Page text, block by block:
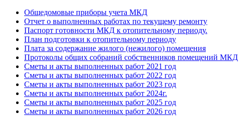
Общедомовые приборы учета МКД
Отчет о выполненных работах по текущему ремонту
Паспорт готовности МКД к отопительному периоду.
План подготовки к отопительному периоду
Плата за содержание жилого (нежилого) помещения
Протоколы общих собраний собственников помещений МКД
Сметы и акты выполненных работ 2021 год
Сметы и акты выполненных работ 2022 год
Сметы и акты выполненных работ 2023 год
Сметы и акты выполненных работ 2024г.
Сметы и акты выполненных работ 2025 год
Сметы и акты выполненных работ 2026 год